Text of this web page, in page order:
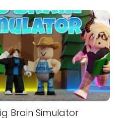
Brain Simulator